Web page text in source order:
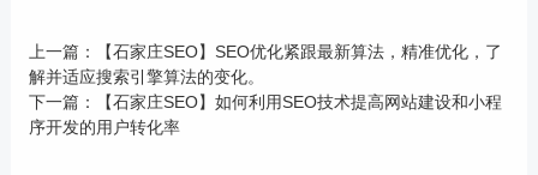
上一篇：
【石家庄SEO】SEO优化紧跟最新算法，精准优化，了
解并适应搜索引擎算法的变化。
下一篇：
【石家庄SEO】如何利用SEO技术提高网站建设和小程
序开发的用户转化率